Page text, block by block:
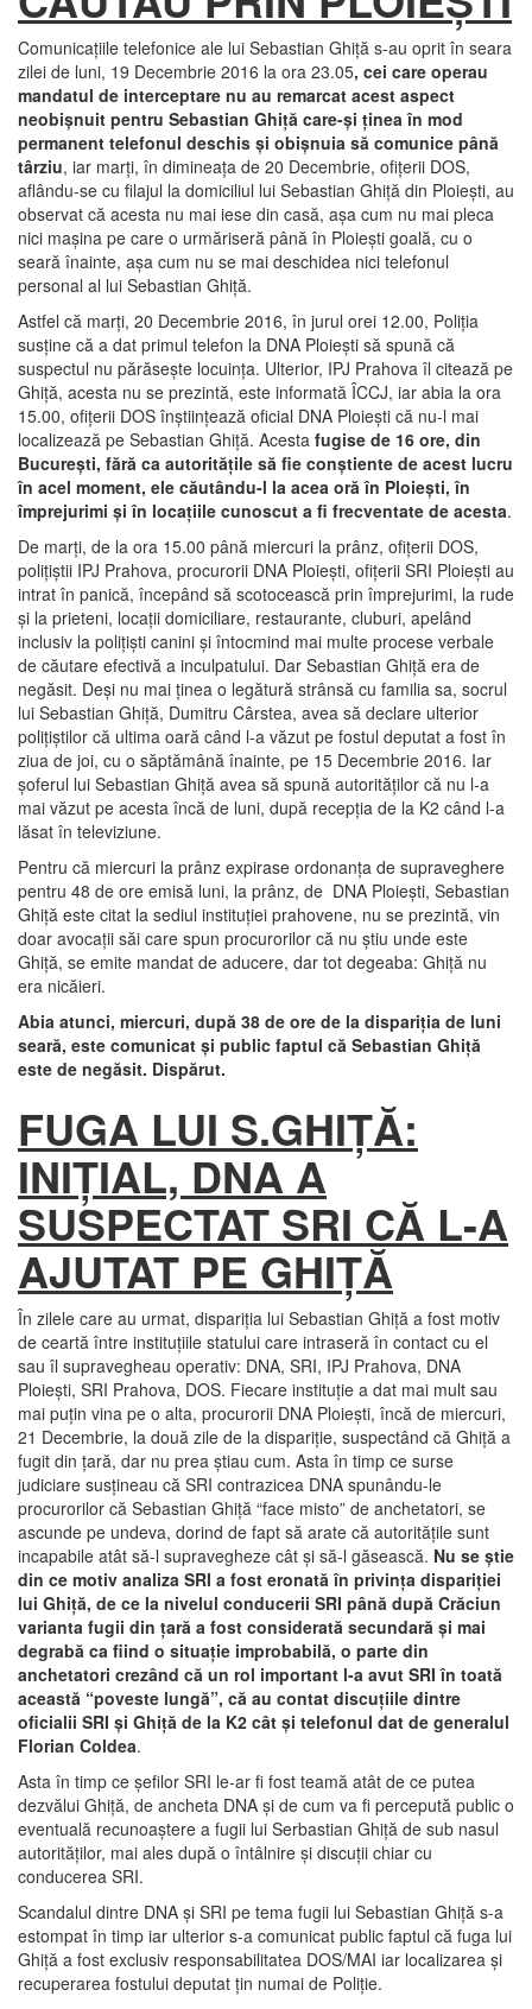
Comunicaţiile telefonice ale lui Sebastian Ghiţă s-au oprit în seara
zilei de luni, 19 Decembrie 2016 la ora 23.05, cei care operau
mandatul de interceptare nu au remarcat acest aspect
neobişnuit pentru Sebastian Ghiţă care-şi ţinea în mod
permanent telefonul deschis şi obişnuia să comunice până
târziu, iar marţi, în dimineaţa de 20 Decembrie, ofiţerii DOS,
aflându-se cu filajul la domiciliul lui Sebastian Ghiţă din Ploieşti, au
observat că acesta nu mai iese din casă, aşa cum nu mai pleca
nici maşina pe care o urmăriseră până în Ploieşti goală, cu o
seară înainte, aşa cum nu se mai deschidea nici telefonul
personal al lui Sebastian Ghiţă.
Astfel că marţi, 20 Decembrie 2016, în jurul orei 12.00, Poliţia
susţine că a dat primul telefon la DNA Ploieşti să spună că
suspectul nu părăseşte locuinţa. Ulterior, IPJ Prahova îl citează pe
Ghiţă, acesta nu se prezintă, este informată ÎCCJ, iar abia la ora
15.00, ofiţerii DOS înştiinţează oficial DNA Ploieşti că nu-l mai
localizează pe Sebastian Ghiţă. Acesta fugise de 16 ore, din
Bucureşti, fără ca autorităţile să fie conştiente de acest lucru
în acel moment, ele căutându-l la acea oră în Ploieşti, în
împrejurimi şi în locaţiile cunoscut a fi frecventate de acesta.
De marţi, de la ora 15.00 până miercuri la prânz, ofiţerii DOS,
poliţiştii IPJ Prahova, procurorii DNA Ploieşti, ofiţerii SRI Ploieşti au
intrat în panică, începând să scotocească prin împrejurimi, la rude
şi la prieteni, locaţii domiciliare, restaurante, cluburi, apelând
inclusiv la poliţişti canini şi întocmind mai multe procese verbale
de căutare efectivă a inculpatului. Dar Sebastian Ghiţă era de
negăsit. Deşi nu mai ţinea o legătură strânsă cu familia sa, socrul
lui Sebastian Ghiţă, Dumitru Cârstea, avea să declare ulterior
poliţiştilor că ultima oară când l-a văzut pe fostul deputat a fost în
ziua de joi, cu o săptămână înainte, pe 15 Decembrie 2016. Iar
şoferul lui Sebastian Ghiţă avea să spună autorităţilor că nu l-a
mai văzut pe acesta încă de luni, după recepţia de la K2 când l-a
lăsat în televiziune.
Pentru că miercuri la prânz expirase ordonanţa de supraveghere
pentru 48 de ore emisă luni, la prânz, de DNA Ploieşti, Sebastian
Ghiţă este citat la sediul instituţiei prahovene, nu se prezintă, vin
doar avocaţii săi care spun procurorilor că nu ştiu unde este
Ghiţă, se emite mandat de aducere, dar tot degeaba: Ghiţă nu
era nicăieri.
Abia atunci, miercuri, după 38 de ore de la dispariţia de luni
seară, este comunicat şi public faptul că Sebastian Ghiţă
este de negăsit. Dispărut.
FUGA LUI S.GHIŢĂ:
INIŢIAL, DNA A
SUSPECTAT SRI CĂ L-A
AJUTAT PE GHIŢĂ
În zilele care au urmat, dispariţia lui Sebastian Ghiţă a fost motiv
de ceartă între instituţiile statului care intraseră în contact cu el
sau îl supravegheau operativ: DNA, SRI, IPJ Prahova, DNA
Ploieşti, SRI Prahova, DOS. Fiecare instituţie a dat mai mult sau
mai puţin vina pe o alta, procurorii DNA Ploieşti, încă de miercuri,
21 Decembrie, la două zile de la dispariţie, suspectând că Ghiţă a
fugit din ţară, dar nu prea ştiau cum. Asta în timp ce surse
judiciare susţineau că SRI contrazicea DNA spunându-le
procurorilor că Sebastian Ghiţă “face misto” de anchetatori, se
ascunde pe undeva, dorind de fapt să arate că autorităţile sunt
incapabile atât să-l supravegheze cât şi să-l găsească. Nu se ştie
din ce motiv analiza SRI a fost eronată în privinţa dispariţiei
lui Ghiţă, de ce la nivelul conducerii SRI până după Crăciun
varianta fugii din ţară a fost considerată secundară şi mai
degrabă ca fiind o situaţie improbabilă, o parte din
anchetatori crezând că un rol important l-a avut SRI în toată
această “poveste lungă”, că au contat discuţiile dintre
oficialii SRI şi Ghiţă de la K2 cât şi telefonul dat de generalul
Florian Coldea.
Asta în timp ce şefilor SRI le-ar fi fost teamă atât de ce putea
dezvălui Ghiţă, de ancheta DNA şi de cum va fi percepută public o
eventuală recunoaştere a fugii lui Serbastian Ghiţă de sub nasul
autorităţilor, mai ales după o întâlnire şi discuţii chiar cu
conducerea SRI.
Scandalul dintre DNA şi SRI pe tema fugii lui Sebastian Ghiţă s-a
estompat în timp iar ulterior s-a comunicat public faptul că fuga lui
Ghiţă a fost exclusiv responsabilitatea DOS/MAI iar localizarea şi
recuperarea fostului deputat ţin numai de Poliţie.